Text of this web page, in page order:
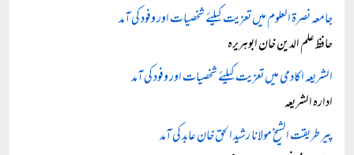
جامعہ نصرۃ العلوم میں تعزیت کیلئے شخصیات اور وفود کی آمد
حافظ علم الدین خان ابوہریرہ
الشریعہ اکادمی میں تعزیت کیلئے شخصیات اور وفود کی آمد
ادارہ الشریعہ
پیر طریقت الشیخ مولانا رشید الحق خان عابد کی آمد